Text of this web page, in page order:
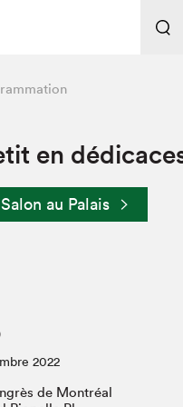
2022
Braindate
Nos
2022
en
au Palais
2022
de Montréal